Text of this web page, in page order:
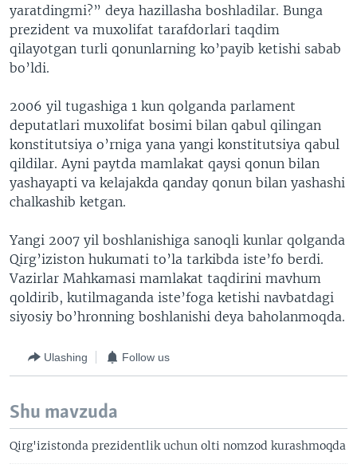
yaratdingmi?” deya hazillasha boshladilar. Bunga
prezident va muxolifat tarafdorlari taqdim
qilayotgan turli qonunlarning ko’payib ketishi sabab
bo’ldi.
2006 yil tugashiga 1 kun qolganda parlament
deputatlari muxolifat bosimi bilan qabul qilingan
konstitutsiya o’rniga yana yangi konstitutsiya qabul
qildilar. Ayni paytda mamlakat qaysi qonun bilan
yashayapti va kelajakda qanday qonun bilan yashashi
chalkashib ketgan.
Yangi 2007 yil boshlanishiga sanoqli kunlar qolganda
Qirg’iziston hukumati to’la tarkibda iste’fo berdi.
Vazirlar Mahkamasi mamlakat taqdirini mavhum
qoldirib, kutilmaganda iste’foga ketishi navbatdagi
siyosiy bo’hronning boshlanishi deya baholanmoqda.
Ulashing Follow us
Shu mavzuda
Qirg'izistonda prezidentlik uchun olti nomzod kurashmoqda